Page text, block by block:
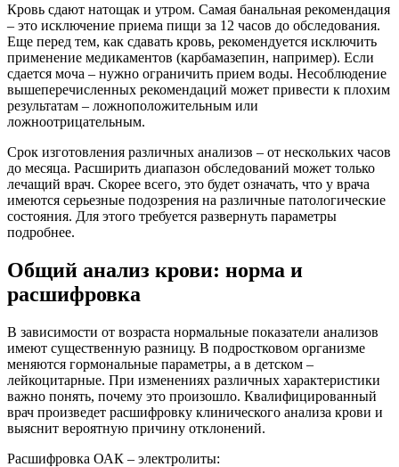
Кровь сдают натощак и утром. Самая банальная рекомендация
– это исключение приема пищи за 12 часов до обследования.
Еще перед тем, как сдавать кровь, рекомендуется исключить
применение медикаментов (карбамазепин, например). Если
сдается моча – нужно ограничить прием воды. Несоблюдение
вышеперечисленных рекомендаций может привести к плохим
результатам – ложноположительным или
ложноотрицательным.
Срок изготовления различных анализов – от нескольких часов
до месяца. Расширить диапазон обследований может только
лечащий врач. Скорее всего, это будет означать, что у врача
имеются серьезные подозрения на различные патологические
состояния. Для этого требуется развернуть параметры
подробнее.
Общий анализ крови: норма и
расшифровка
В зависимости от возраста нормальные показатели анализов
имеют существенную разницу. В подростковом организме
меняются гормональные параметры, а в детском –
лейкоцитарные. При изменениях различных характеристики
важно понять, почему это произошло. Квалифицированный
врач произведет расшифровку клинического анализа крови и
выяснит вероятную причину отклонений.
Расшифровка ОАК – электролиты: